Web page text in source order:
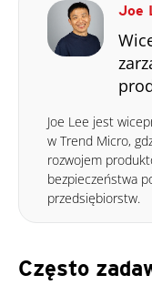
Joe
Joe Lee jest
w Trend Micro,
rozwojem
bezpieczeństwa
przedsiębiorstw.
Często